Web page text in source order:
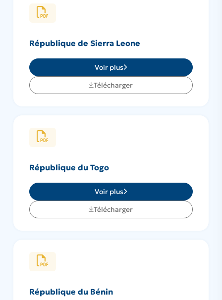
République de Sierra Leone
Voir plus
Télécharger
République du Togo
Voir plus
Télécharger
République du Bénin